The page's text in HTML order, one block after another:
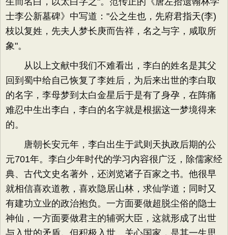
士李公新墓碑》中写道："公之生也，先府君指天(李)
枝以复姓，先夫人梦长庚而告祥，名之与字，咸取所
象"。
从以上文献中我们不难看出，李白的姓名是其父
回到蜀中给自己恢复了李姓后，为后来出世的李白取
的名字，李母梦到太白金星后于是有了身孕，在阵痛
难忍中生出李白，李白的名字就是根据这一梦境得来
的。
唐朝长安元年，李白出生于武则天执政后期的公
元701年。李白少年时代的学习内容很广泛，除儒家经
典、古代文史名著外，还浏览诸子百家之书。他很早
就相信喜欢道教，喜欢隐居山林，求仙学道；同时又
有建功立业的政治抱负。一方面要做超脱尘俗的隐士
神仙，一方面要做君主的辅弼大臣，这就形成了出世
与入世的矛盾。但积极入世、关心国家，是其一生思